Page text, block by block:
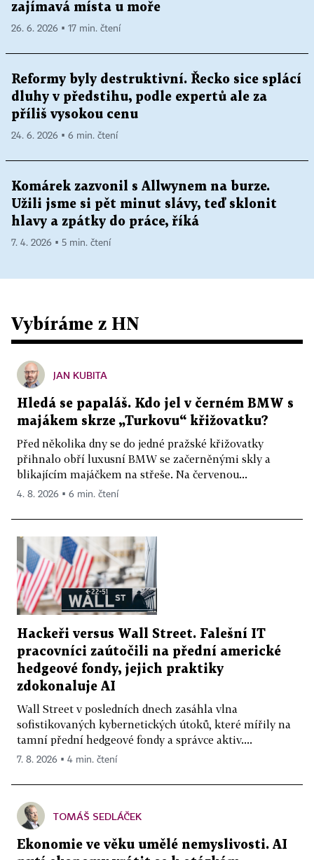
zajímavá místa u moře
26. 6. 2026 ▪ 17 min. čtení
Reformy byly destruktivní. Řecko sice splácí
dluhy v předstihu, podle expertů ale za
příliš vysokou cenu
24. 6. 2026 ▪ 6 min. čtení
Komárek zazvonil s Allwynem na burze.
Užili jsme si pět minut slávy, teď sklonit
hlavy a zpátky do práce, říká
7. 4. 2026 ▪ 5 min. čtení
Vybíráme z HN
JAN KUBITA
Hledá se papaláš. Kdo jel v černém BMW s
majákem skrze „Turkovu“ křižovatku?
Před několika dny se do jedné pražské křižovatky
přihnalo obří luxusní BMW se začerněnými skly a
blikajícím majáčkem na střeše. Na červenou...
4. 8. 2026 ▪ 6 min. čtení
Hackeři versus Wall Street. Falešní IT
pracovníci zaútočili na přední americké
hedgeové fondy, jejich praktiky
zdokonaluje AI
Wall Street v posledních dnech zasáhla vlna
sofistikovaných kybernetických útoků, které mířily na
tamní přední hedgeové fondy a správce aktiv....
7. 8. 2026 ▪ 4 min. čtení
TOMÁŠ SEDLÁČEK
Ekonomie ve věku umělé nemyslivosti. AI